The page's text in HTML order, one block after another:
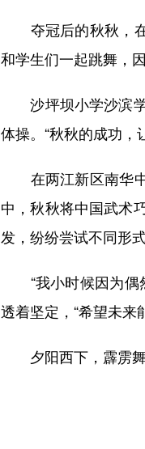
夺冠后的秋秋，在
和学生们一起跳舞，
沙坪坝小学沙滨学
体操。“秋秋的成功，
在两江新区南华中
中，秋秋将中国武术
发，纷纷尝试不同形
“我小时候因为偶
透着坚定，“希望未来
夕阳西下，霹雳舞